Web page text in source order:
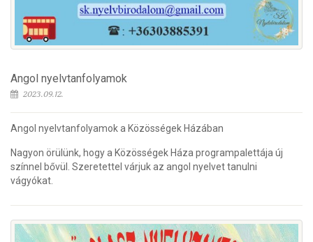
Angol nyelvtanfolyamok
2023.09.12.
Angol nyelvtanfolyamok a Közösségek Házában
Nagyon örülünk, hogy a Közösségek Háza programpalettája új
színnel bővül. Szeretettel várjuk az angol nyelvet tanulni
vágyókat.